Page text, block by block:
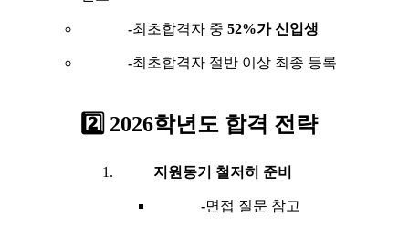
-최초합격자 중 52%가 신입생
-최초합격자 절반 이상 최종 등록
2️⃣ 2026학년도 합격 전략
지원동기 철저히 준비
-면접 질문 참고